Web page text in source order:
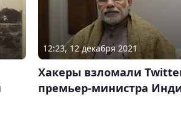
12:23, 12 декабря 2021
Хакеры взломали
премьер-министра